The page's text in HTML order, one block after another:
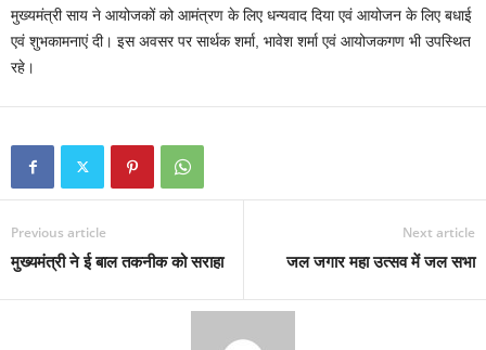
मुख्यमंत्री साय ने आयोजकों को आमंत्रण के लिए धन्यवाद दिया एवं आयोजन के लिए बधाई
एवं शुभकामनाएं दी। इस अवसर पर सार्थक शर्मा, भावेश शर्मा एवं आयोजकगण भी उपस्थित
रहे।
Previous article
मुख्यमंत्री ने ई बाल तकनीक को सराहा
Next article
जल जगार महा उत्सव में जल सभा